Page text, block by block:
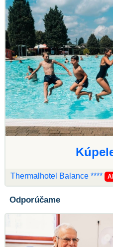
Thermalhotel Balance ****
Odporúčame